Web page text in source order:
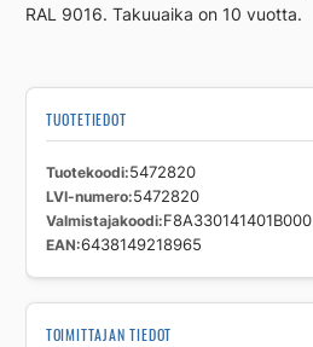
RAL 9016. Takuuaika on 10 vuotta.
TUOTETIEDOT
Tuotekoodi 5472820
LVI-numero 5472820
Valmistajakoodi F8A330141401B000
EAN 6438149218965
TOIMITTAJAN TIEDOT